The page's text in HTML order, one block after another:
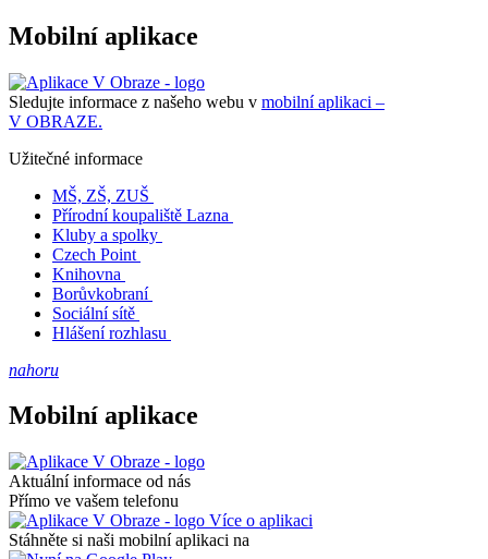
Mobilní aplikace
Sledujte informace z našeho webu v mobilní aplikaci –
V OBRAZE.
Užitečné informace
MŠ, ZŠ, ZUŠ
Přírodní koupaliště Lazna
Kluby a spolky
Czech Point
Knihovna
Borůvkobraní
Sociální sítě
Hlášení rozhlasu
nahoru
Mobilní aplikace
Aktuální informace od nás
Přímo ve vašem telefonu
Více o aplikaci
Stáhněte si naši mobilní aplikaci na